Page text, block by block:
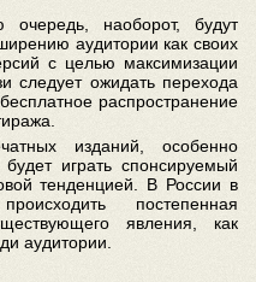
наоборот, будут
аудитории как своих
с целью максимизации
следует ожидать перехода
распространение
изданий, особенно
играть спонсируемый
тенденцией. В России в
постепенная
явления, как
аудитории.